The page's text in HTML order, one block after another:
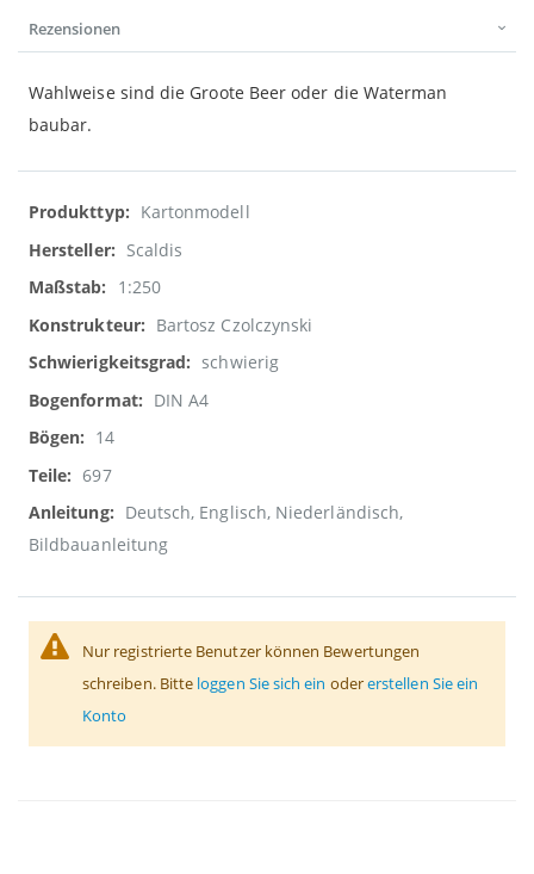
Rezensionen
Wahlweise sind die Groote Beer oder die Waterman
baubar.
Weitere
Informationen
Kartonmodell
Scaldis
1:250
Bartosz Czolczynski
schwierig
DIN A4
14
697
Deutsch, Englisch, Niederländisch,
Bildbauanleitung
Nur registrierte Benutzer können Bewertungen
schreiben. Bitte loggen Sie sich ein odererstellen Sie ein
Konto